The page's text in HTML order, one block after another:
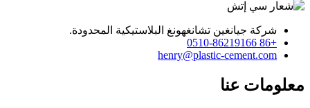
شركة جيانغين تشانغهونغ البلاستيكية المحدودة.
+86 0510-86219166
henry@plastic-cement.com
معلومات عنا